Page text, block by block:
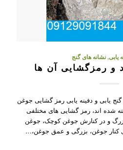
یابی,نشانه های گنج
و رمزگشایی آن ها
یابی و دفینه یابی رمز گشایی جوغن
شده اند، رمز گشایی های مختلفی
بزرگ و در کنارش جوغن کوچک، جوغن
کنار جوغن، بزرگی و عمق جوغن،…